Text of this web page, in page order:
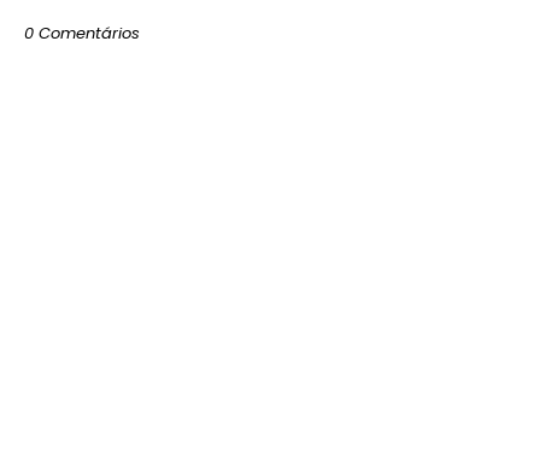
0 Comentários